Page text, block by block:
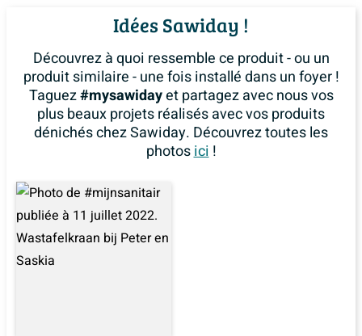
tout en vous laissant la liberté de placer le robinet
comme vous le souhaitez.
Caractéristiques :
Dimensions : 120x46x2cm
Couleur : Finestone blanc
Matériau : Fine Stone
Durable et facile à nettoyer
Idées Sawiday !
Découvrez à quoi ressemble ce produit - ou un
produit similaire - une fois installé dans un foyer !
Taguez#mysawidayet partagez avec nous vos
plus beaux projets réalisés avec vos produits
dénichés chez Sawiday. Découvrez toutes les
photosici!